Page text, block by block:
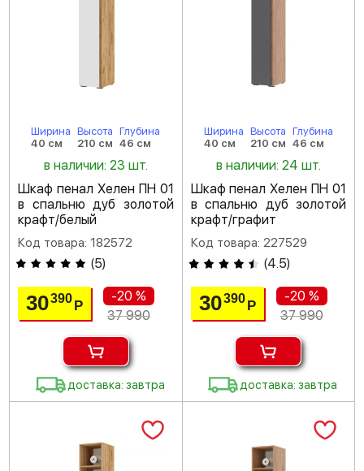
Ширина
40 см
Высота
210 см
Глубина
46 см
в наличии: 23 шт.
Шкаф пенал Хелен ПН 01
в спальню дуб золотой
крафт/белый
Код товара: 182572
(5)
30390Р
-20 %
37 990
доставка: завтра
Ширина
40 см
Высота
210 см
Глубина
46 см
в наличии: 24 шт.
Шкаф пенал Хелен ПН 01
в спальню дуб золотой
крафт/графит
Код товара: 227529
(4.5)
30390 Р
-20 %
37 990
доставка: завтра